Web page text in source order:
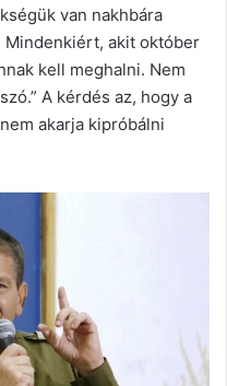
van nakhbára
akit október
kell meghalni. Nem
A kérdés az, hogy a
akarja kipróbálni